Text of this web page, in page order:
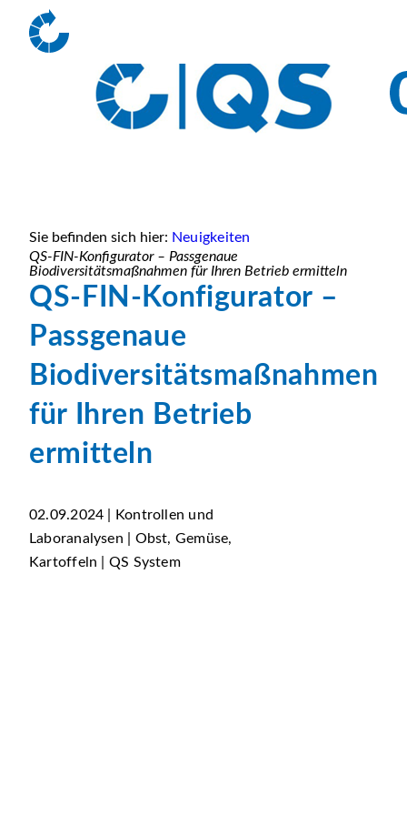
Sie befinden sich hier: Neuigkeiten
QS-FIN-Konfigurator – Passgenaue
Biodiversitätsmaßnahmen für Ihren Betrieb ermitteln
QS-FIN-Konfigurator –
Passgenaue
Biodiversitätsmaßnahmen
für Ihren Betrieb
ermitteln
02.09.2024 | Kontrollen und
Laboranalysen | Obst, Gemüse,
Kartoffeln | QS System